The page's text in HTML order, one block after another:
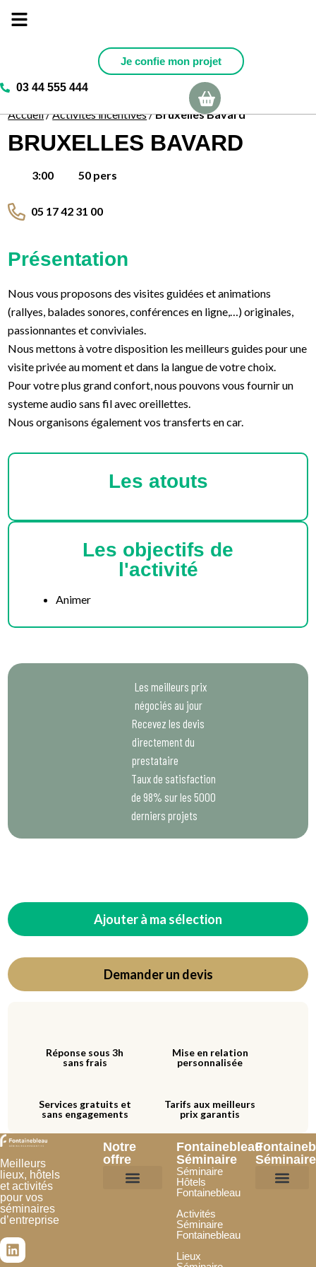
Je confie mon projet
03 44 555 444
Accueil/Activités incentives/Bruxelles Bavard
BRUXELLES BAVARD
3:00 50 pers
05 17 42 31 00
Présentation
Nous vous proposons des visites guidées et animations
(rallyes, balades sonores, conférences en ligne,…) originales,
passionnantes et conviviales.
Nous mettons à votre disposition les meilleurs guides pour une
visite privée au moment et dans la langue de votre choix.
Pour votre plus grand confort, nous pouvons vous fournir un
systeme audio sans fil avec oreillettes.
Nous organisons également vos transferts en car.
Les atouts
Les objectifs de
l'activité
Animer
Les meilleurs prix
négociés au jour
Recevez les devis
directement du
prestataire
Taux de satisfaction
de 98% sur les 5000
derniers projets
Ajouter à ma sélection
Demander un devis
Réponse sous 3h
sans frais
Mise en relation
personnalisée
Services gratuits et
sans engagements
Tarifs aux meilleurs
prix garantis
Meilleurs
lieux, hôtels
et activités
pour vos
séminaires
d’entreprise
Notre
offre
Fontainebleau
Séminaire
Séminaire
Hôtels
Fontainebleau
Activités
Séminaire
Fontainebleau
Lieux
Séminaire